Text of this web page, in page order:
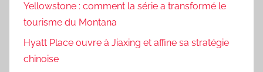
Yellowstone : comment la série a transformé le
tourisme du Montana
Hyatt Place ouvre à Jiaxing et affine sa stratégie
chinoise